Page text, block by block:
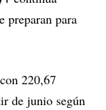
preparan para
220,67
de junio según